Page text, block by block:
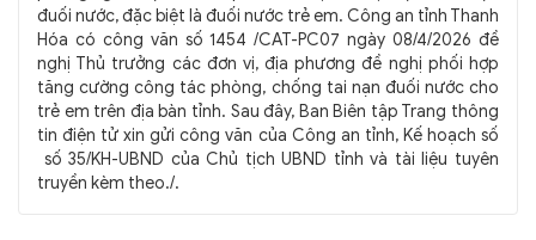
đuối nước, đặc biệt là đuối nước trẻ em. Công an tỉnh Thanh
Hóa có công văn số 1454 /CAT-PC07 ngày 08/4/2026 đề
nghị Thủ trưởng các đơn vị, địa phương đề nghị phối hợp
tăng cường công tác phòng, chống tai nạn đuối nước cho
trẻ em trên địa bàn tỉnh. Sau đây, Ban Biên tập Trang thông
tin điện tử xin gửi công văn của Công an tỉnh, Kế hoạch số
số 35/KH-UBND của Chủ tịch UBND tỉnh và tài liệu tuyên
truyền kèm theo./.